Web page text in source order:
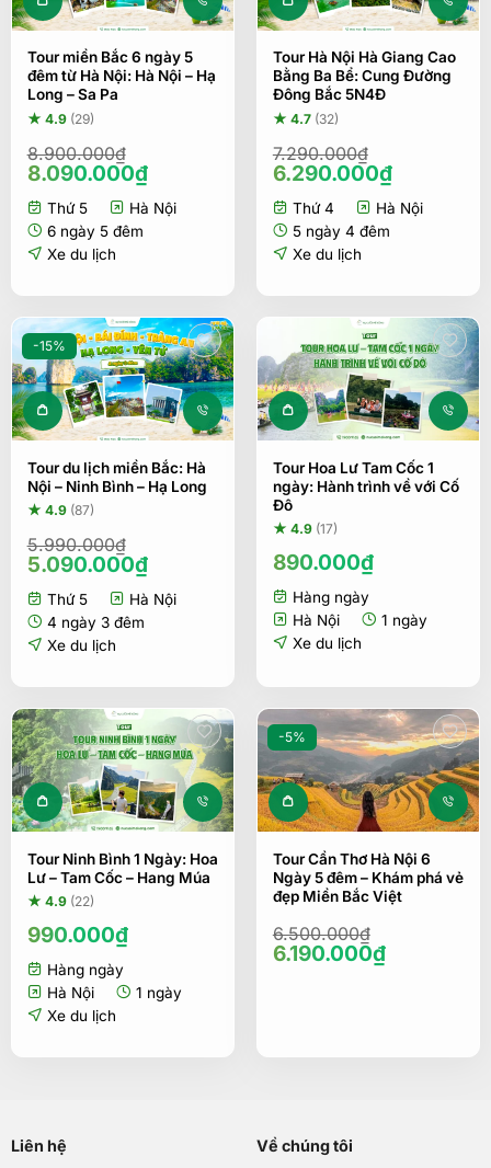
Tour miền Bắc 6 ngày 5
đêm từ Hà Nội: Hà Nội – Hạ
Long – Sa Pa
★ 4.9 (29)
8.900.000₫
Giá
là:
8.900.000₫.
8.090.000₫Giá
hiện
tại
Thứ 5
Hà Nội
6 ngày 5 đêm
Xe du lịch
Tour Hà Nội Hà Giang Cao
Bằng Ba Bể: Cung Đường
Đông Bắc 5N4Đ
★ 4.7 (32)
7.290.000₫
Giá
là:
7.290.000₫.
6.290.000₫Giá
hiện
tại
Thứ 4
Hà Nội
5 ngày 4 đêm
Xe du lịch
-15%
Tour du lịch miền Bắc: Hà
Nội – Ninh Bình – Hạ Long
★ 4.9 (87)
5.990.000₫
Giá
là:
5.990.000₫.
5.090.000₫Giá
hiện
tại
Thứ 5
Hà Nội
4 ngày 3 đêm
Xe du lịch
Tour Hoa Lư Tam Cốc 1
ngày: Hành trình về với Cố
Đô
★ 4.9 (17)
890.000₫
Hàng ngày
Hà Nội
1 ngày
Xe du lịch
Tour Ninh Bình 1 Ngày: Hoa
Lư – Tam Cốc – Hang Múa
★ 4.9 (22)
990.000₫
Hàng ngày
Hà Nội
1 ngày
Xe du lịch
-5%
Tour Cần Thơ Hà Nội 6
Ngày 5 đêm – Khám phá vẻ
đẹp Miền Bắc Việt
6.500.000₫
Giá
6.190.000₫Giá
hiện
Liên hệ
Về chúng tôi